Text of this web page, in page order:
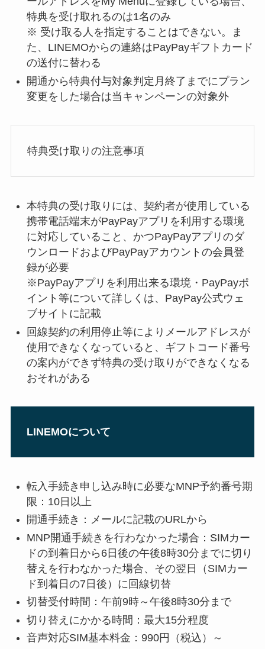
特典を受け取れるのは1名のみ
※ 受け取る人を指定することはできない。ま
た、LINEMOからの連絡はPayPayギフトカード
の送付に替わる
開通から特典付与対象判定月終了までにプラン
変更をした場合は当キャンペーンの対象外
特典受け取りの注意事項
本特典の受け取りには、契約者が使用している
携帯電話端末がPayPayアプリを利用する環境
に対応していること、かつPayPayアプリのダ
ウンロードおよびPayPayアカウントの会員登
録が必要
※PayPayアプリを利用出来る環境・PayPayポ
イント等について詳しくは、PayPay公式ウェ
ブサイトに記載
回線契約の利用停止等によりメールアドレスが
使用できなくなっていると、ギフトコード番号
の案内ができず特典の受け取りができなくなる
おそれがある
LINEMOについて
転入手続き申し込み時に必要なMNP予約番号期
限：10日以上
開通手続き：メールに記載のURLから
MNP開通手続きを行わなかった場合： SIMカー
ドの到着日から6日後の午後8時30分までに切り
替えを行わなかった場合、その翌日（SIMカー
ド到着日の7日後）に回線切替
切替受付時間：午前9時～午後8時30分まで
切り替えにかかる時間：最大15分程度
音声対応SIM基本料金：990円（税込）～